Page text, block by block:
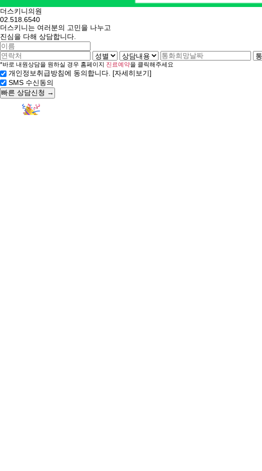
더스키니의원
02.518.6540
더스키니는 여러분의 고민을 나누고
진심을 다해 상담합니다.
*바로 내원상담을 원하실 경우 홈페이지 진료예약을 클릭해주세요
개인정보취급방침에 동의합니다. [자세히보기]
SMS 수신동의